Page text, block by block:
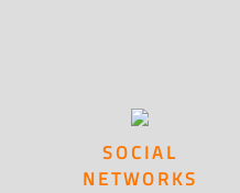
SOCIAL
NETWORKS